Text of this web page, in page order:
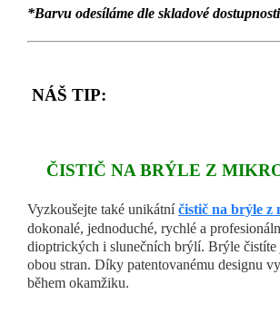
*Barvu odesíláme dle skladové dostupnosti
NÁŠ TIP:
ČISTIČ NA BRÝLE Z
Vyzkoušejte také unikátníčistič na brýle z
dokonalé, jednoduché, rychlé a
dioptrických i slunečních brýlí. Brýle čistíte
obou stran. Díky patentovanému designu
během okamžiku.